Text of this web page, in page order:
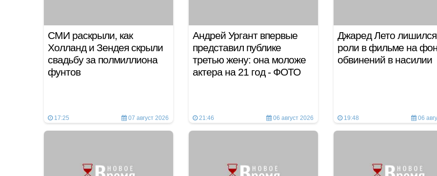
СМИ раскрыли, как
Холланд и Зендея скрыли
свадьбу за полмиллиона
фунтов
17:25 07 август 2026
Андрей Ургант впервые
представил публике
третью жену: она моложе
актера на 21 год - ФОТО
21:46 06 август 2026
Джаред Лето лишился
роли в фильме на
обвинений в насилии
19:48 06